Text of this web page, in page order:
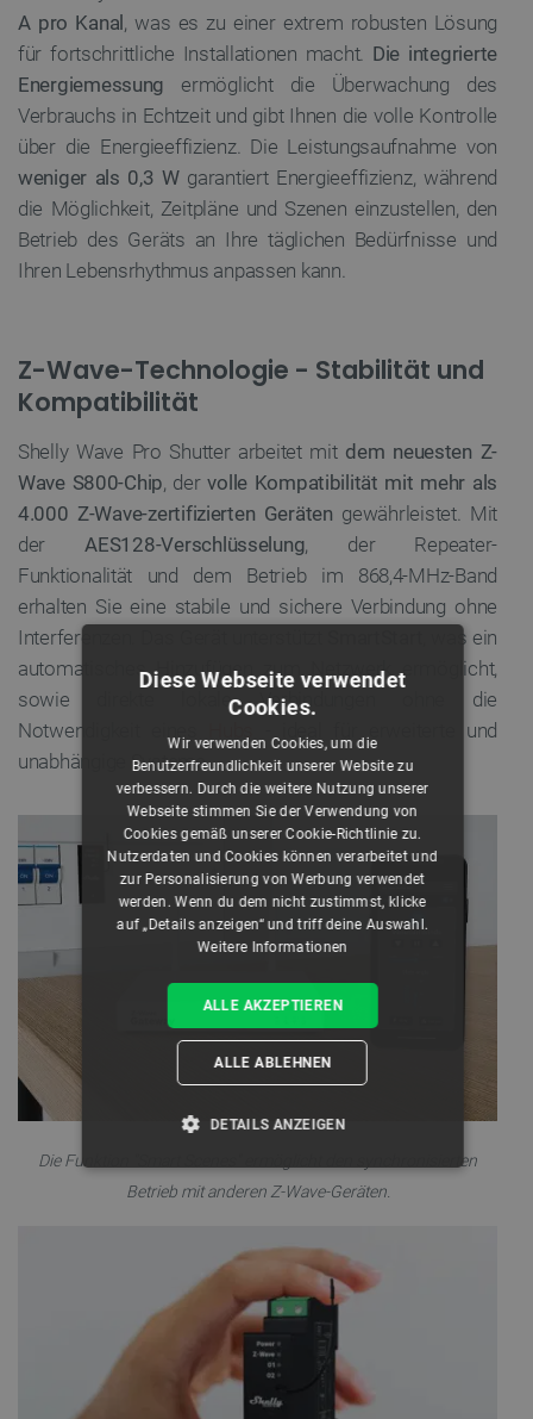
A pro Kanal, was es zu einer extrem robusten Lösung
für fortschrittliche Installationen macht. Die integrierte
Energiemessung ermöglicht die Überwachung des
Verbrauchs in Echtzeit und gibt Ihnen die volle Kontrolle
über die Energieeffizienz. Die Leistungsaufnahme von
weniger als 0,3 Wgarantiert Energieeffizienz, während
die Möglichkeit, Zeitpläne und Szenen einzustellen, den
Betrieb des Geräts an Ihre täglichen Bedürfnisse und
Ihren Lebensrhythmus anpassen kann.
Z-Wave-Technologie - Stabilität und
Kompatibilität
Shelly Wave Pro Shutter arbeitet mit dem neuesten Z-
Wave S800-Chip, dervolle Kompatibilität mit mehr als
4.000 Z-Wave-zertifizierten Geräten gewährleistet. Mit
der AES128-Verschlüsselung, der Repeater-
Funktionalität und dem Betrieb im 868,4-MHz-Band
erhalten Sie eine stabile und sichere Verbindung ohne
Interferenzen. Das Gerät unterstützt
, was ein
automatisches Hinzufügen zum Netzwerk ermöglicht,
sowie direkte lokale Verbindungen ohne die
Notwendigkeit eines
- ideal für erweiterte und
unabhängige Systeme.
Die Funktion "Smart Scenes" ermöglicht den synchronisierten
Betrieb mit anderen Z-Wave-Geräten.
Diese Webseite verwendet
Cookies.
Wir verwenden Cookies, um die
Benutzerfreundlichkeit unserer Website zu
verbessern. Durch die weitere Nutzung unserer
Webseite stimmen Sie der Verwendung von
Cookies gemäß unserer Cookie-Richtlinie zu.
Nutzerdaten und Cookies können verarbeitet und
zur Personalisierung von Werbung verwendet
werden. Wenn du dem nicht zustimmst, klicke
auf „Details anzeigen“ und triff deine Auswahl.
Weitere Informationen
ALLE AKZEPTIEREN
ALLE ABLEHNEN
DETAILS ANZEIGEN
TARGETING
FUNKTIONALITÄT